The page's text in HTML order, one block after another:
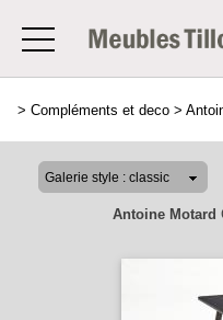
> Compléments et deco >
Antoine Motard